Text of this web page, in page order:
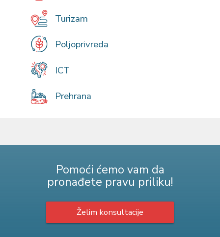
Turizam
Poljoprivreda
ICT
Prehrana
Pomoći ćemo vam da
pronađete pravu priliku!
Želim konsultacije